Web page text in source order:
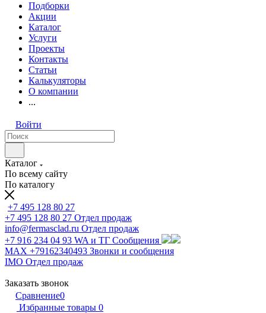
Подборки
Акции
Каталог
Услуги
Проекты
Контакты
Статьи
Калькуляторы
О компании
...
Войти
Каталог
По всему сайту
По каталогу
+7 495 128 80 27
+7 495 128 80 27 Отдел продаж
info@fermasclad.ru Отдел продаж
+7 916 234 04 93 WA и ТГ Сообщения
MAX +79162340493 Звонки и сообщения
IMO Отдел продаж
Заказать звонок
Сравнение0
Избранные товары 0